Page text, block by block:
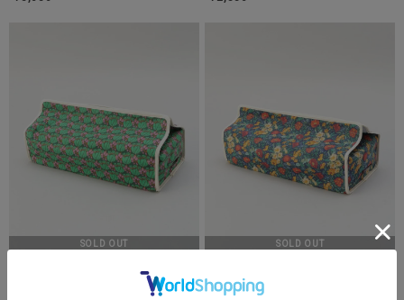
SOLD OUT
ティッシュカバー チューダーチューリッ
プ GR ＜フローレット・ロンドン＞
SOLD OUT
ティッシュカバー フローレンス・メイ
NA ＜フローレット・ロンドン＞